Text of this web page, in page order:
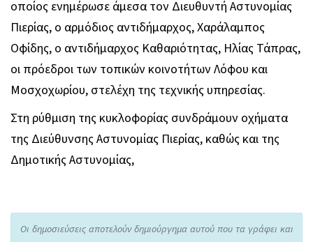
οποίος ενημέρωσε άμεσα τον Διευθυντή Αστυνομίας
Πιερίας, ο αρμόδιος αντιδήμαρχος, Χαράλαμπος
Οφίδης, ο αντιδήμαρχος Καθαριότητας, Ηλίας Τάπρας,
οι πρόεδροι των τοπικών κοινοτήτων Λόφου και
Μοσχοχωρίου, στελέχη της τεχνικής υπηρεσίας.
Στη ρύθμιση της κυκλοφορίας συνδράμουν οχήματα
της Διεύθυνσης Αστυνομίας Πιερίας, καθώς και της
Δημοτικής Αστυνομίας,
Οι δημοσιεύσεις αποτελούν δημιούργημα αυτού που τα γράφει και